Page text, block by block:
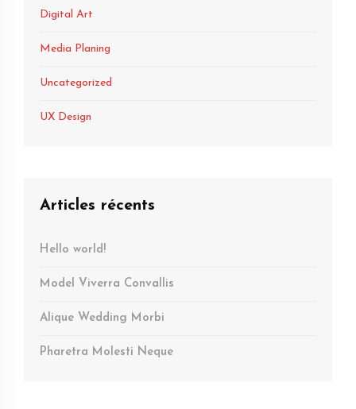
Digital Art
Media Planing
Uncategorized
UX Design
Articles récents
Hello world!
Model Viverra Convallis
Alique Wedding Morbi
Pharetra Molesti Neque